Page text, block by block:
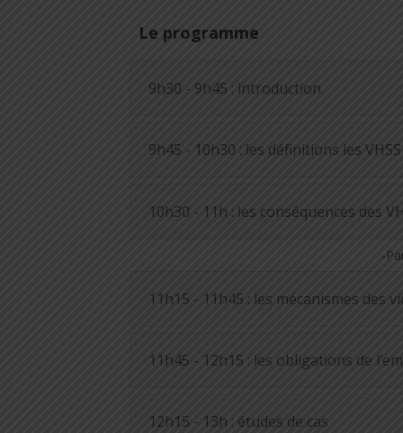
Le programme
9h30 - 9h45 : introduction
9h45 - 10h30 : les définitions les VHSS
10h30 - 11h : les conséquences des
-
11h15 - 11h45 : les mécanismes des
11h45 - 12h15 : les obligations de
12h15 - 13h : études de cas